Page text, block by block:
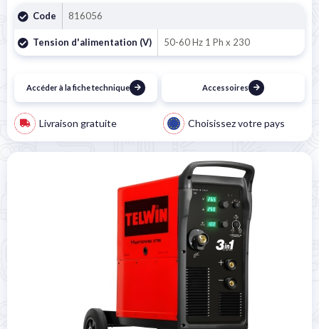
Code 816056
Tension d'alimentation (V) 50-60 Hz 1 Ph x 230
Accéder à la fiche technique Accessoires
Livraison gratuite Choisissez votre pays